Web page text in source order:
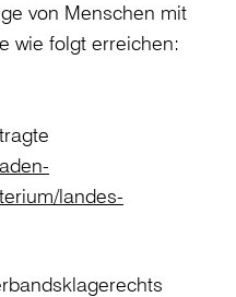
von Menschen mit
wie folgt erreichen:
landes-